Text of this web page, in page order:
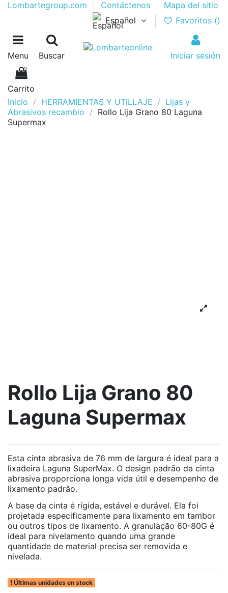
Lombartegroup.com Contáctenos
Mapa del sitio
Español
Favoritos ()
Menu Buscar Iniciar sesión
0
Carrito
Inicio
HERRAMIENTAS Y UTILLAJE
Lijas y
Abrasivos recambio
Rollo Lija Grano 80 Laguna
Supermax
Rollo Lija Grano 80
Laguna Supermax
Esta cinta abrasiva de 76 mm de largura é ideal para a
lixadeira Laguna SuperMax. O design padrão da cinta
abrasiva proporciona longa vida útil e desempenho de
lixamento padrão.
A base da cinta é rígida, estável e durável. Ela foi
projetada especificamente para lixamento em tambor
ou outros tipos de lixamento. A granulação 60-80G é
ideal para nivelamento quando uma grande
quantidade de material precisa ser removida e
nivelada.
Últimas unidades en stock